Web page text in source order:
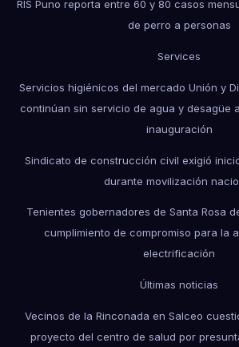
RIS Puno reporta entre 60 y 80 casos
de perro a personas
Services
Servicios higiénicos del mercado Unión y
continúan sin servicio de agua y desagüe
inauguración
Sindicato de construcción civil exigió
durante movilización
Tenientes gobernadores de Santa Rosa
cumplimiento de compromiso para la
electrificación
Últimas noticias
Vecinos de la Rinconada en Salceo
proyecto del centro de salud por